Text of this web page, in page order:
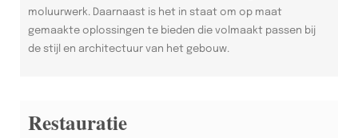
moluurwerk. Daarnaast is het in staat om op maat
gemaakte oplossingen te bieden die volmaakt passen bij
de stijl en architectuur van het gebouw.
Restauratie